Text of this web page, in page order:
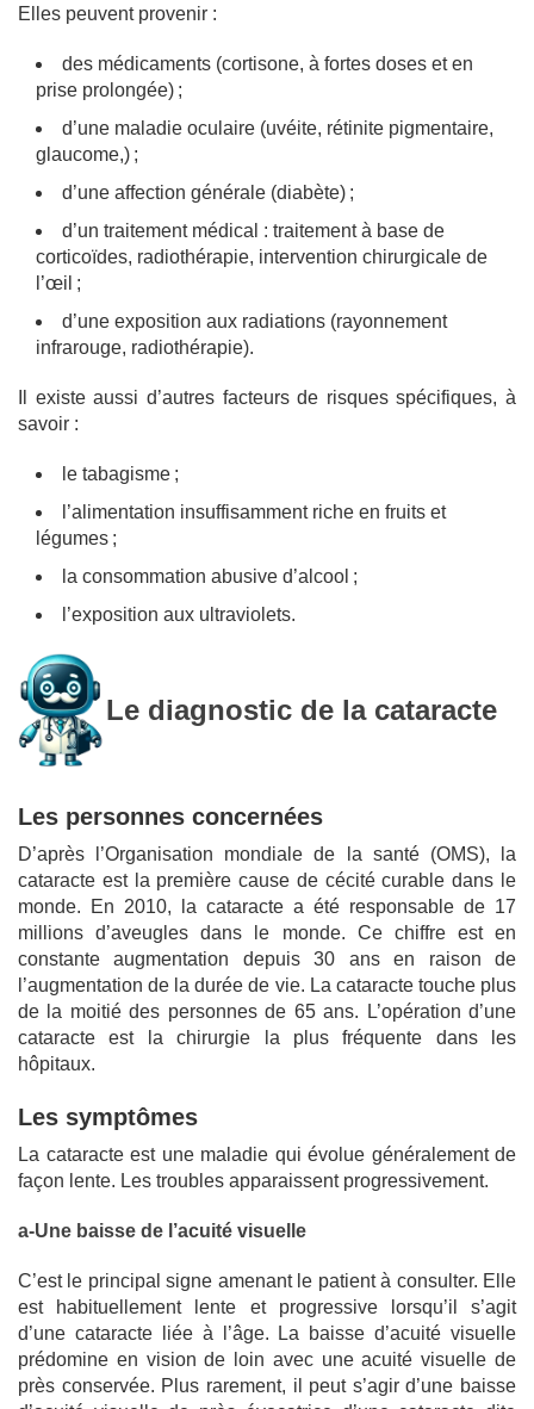
Elles peuvent provenir :
des médicaments (cortisone, à fortes doses et en
prise prolongée) ;
d’une maladie oculaire (uvéite, rétinite pigmentaire,
glaucome,) ;
d’une affection générale (diabète) ;
d’un traitement médical : traitement à base de
corticoïdes, radiothérapie, intervention chirurgicale de
l’œil ;
d’une exposition aux radiations (rayonnement
infrarouge, radiothérapie).
Il existe aussi d’autres facteurs de risques spécifiques, à
savoir :
le tabagisme ;
l’alimentation insuffisamment riche en fruits et
légumes ;
la consommation abusive d’alcool ;
l’exposition aux ultraviolets.
Le diagnostic de la cataracte
Les personnes concernées
D’après l’Organisation mondiale de la santé (OMS), la
cataracte est la première cause de cécité curable dans le
monde. En 2010, la cataracte a été responsable de 17
millions d’aveugles dans le monde. Ce chiffre est en
constante augmentation depuis 30 ans en raison de
l’augmentation de la durée de vie. La cataracte touche plus
de la moitié des personnes de 65 ans. L’opération d’une
cataracte est la chirurgie la plus fréquente dans les
hôpitaux.
Les symptômes
La cataracte est une maladie qui évolue généralement de
façon lente. Les troubles apparaissent progressivement.
a-Une baisse de l’acuité visuelle
C’est le principal signe amenant le patient à consulter. Elle
est habituellement lente et progressive lorsqu’il s’agit
d’une cataracte liée à l’âge. La baisse d’acuité visuelle
prédomine en vision de loin avec une acuité visuelle de
près conservée. Plus rarement, il peut s’agir d’une baisse